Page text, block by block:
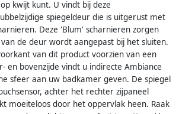
kwijt kunt. U vindt bij deze
spiegeldeur die is uitgerust met
Deze 'Blum' scharnieren zorgen
de deur wordt aangepast bij het sluiten.
van dit product voorzien van een
en bovenzijde vindt u indirecte Ambiance
sfeer aan uw badkamer geven. De spiegel
achter het rechter zijpaneel
moeiteloos door het oppervlak heen. Raak